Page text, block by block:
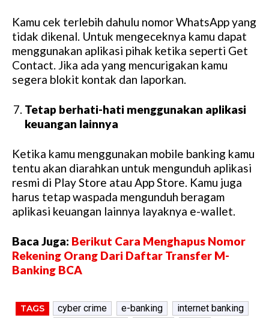
Kamu cek terlebih dahulu nomor WhatsApp yang
tidak dikenal. Untuk mengeceknya kamu dapat
menggunakan aplikasi pihak ketika seperti Get
Contact. Jika ada yang mencurigakan kamu
segera blokit kontak dan laporkan.
Tetap berhati-hati menggunakan aplikasi
keuangan lainnya
Ketika kamu menggunakan mobile banking kamu
tentu akan diarahkan untuk mengunduh aplikasi
resmi di Play Store atau App Store. Kamu juga
harus tetap waspada mengunduh beragam
aplikasi keuangan lainnya layaknya e-wallet.
Baca Juga: Berikut Cara Menghapus Nomor
Rekening Orang Dari Daftar Transfer M-
Banking BCA
TAGS cyber crime e-banking
internet banking